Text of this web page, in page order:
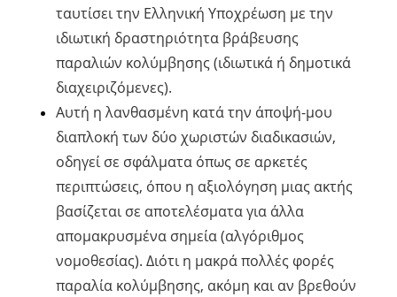
ταυτίσει την Ελληνική Υποχρέωση με την
ιδιωτική δραστηριότητα βράβευσης
παραλιών κολύμβησης (ιδιωτικά ή δημοτικά
διαχειριζόμενες).
Αυτή η λανθασμένη κατά την άποψή-μου
διαπλοκή των δύο χωριστών διαδικασιών,
οδηγεί σε σφάλματα όπως σε αρκετές
περιπτώσεις, όπου η αξιολόγηση μιας ακτής
βασίζεται σε αποτελέσματα για άλλα
απομακρυσμένα σημεία (αλγόριθμος
νομοθεσίας). Διότι η μακρά πολλές φορές
παραλία κολύμβησης, ακόμη και αν βρεθούν